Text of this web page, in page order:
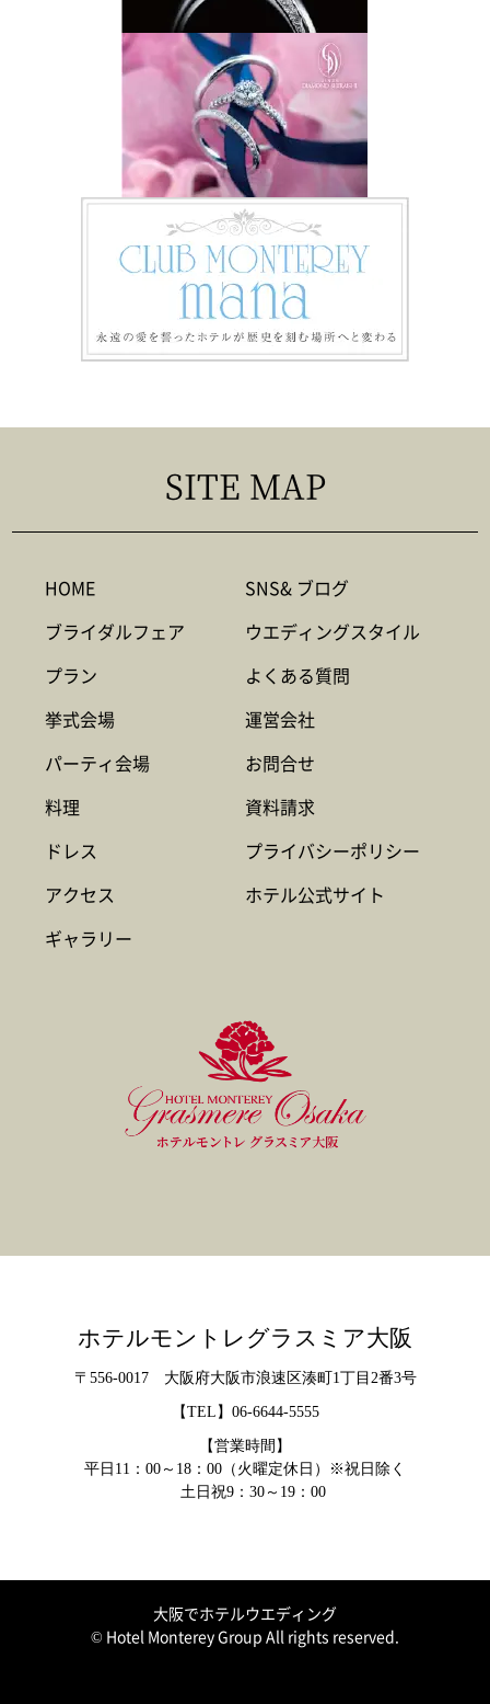
SITE MAP
HOME
ブライダルフェア
プラン
挙式会場
パーティ会場
料理
ドレス
アクセス
ギャラリー
SNS& ブログ
ウエディングスタイル
よくある質問
運営会社
お問合せ
資料請求
プライバシーポリシー
ホテル公式サイト
ホテルモントレグラスミア大阪
〒556-0017 大阪府大阪市浪速区湊町1丁目2番3号
【TEL】 06-6644-5555
【営業時間】
平日11：00～18：00（火曜定休日）※祝日除く
土日祝9：30～19：00
大阪でホテルウエディング
© Hotel Monterey Group All rights reserved.